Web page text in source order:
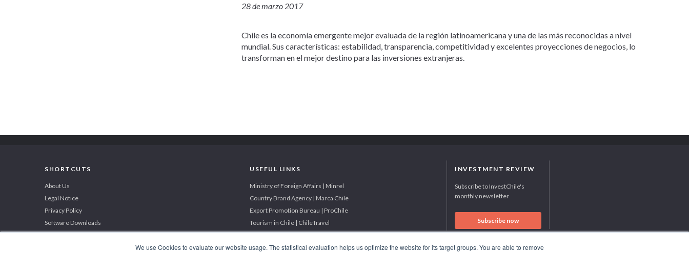
We use Cookies to evaluate our website usage. The statistical evaluation helps us optimize the website for its target groups. You are able to remove
28 de marzo 2017
Chile es la economía emergente mejor evaluada de la región latinoamericana y una de las más reconocidas a nivel
mundial. Sus características: estabilidad, transparencia, competitividad y excelentes proyecciones de negocios, lo
transforman en el mejor destino para las inversiones extranjeras.
SHORTCUTS
About Us
Legal Notice
Privacy Policy
Software Downloads
USEFUL LINKS
Ministry of Foreign Affairs | Minrel
Country Brand Agency | Marca Chile
Export Promotion Bureau | ProChile
Tourism in Chile | ChileTravel
INVESTMENT REVIEW
Subscribe to InvestChile's
monthly newsletter
Subscribe now